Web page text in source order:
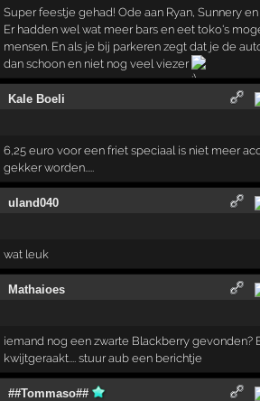
Super feestje gehad! Ode aan Ryan, Sunnery
Er hadden wel wat meer bars en eet toko's
mensen. En als je bij parkeren zegt dat je de
dan schoon en niet nog veel viezer
Kale Boeli
6,25 euro voor een friet speciaal is niet meer
gekker worden.....
uland040
wat leuk
Mathaioes
iemand nog een zwarte Blackberry gevonden?
kwijtgeraakt.... stuur aub een berichtje
##Tommaso##